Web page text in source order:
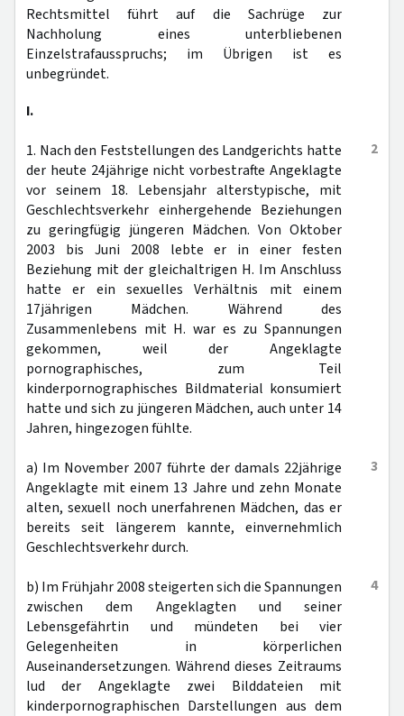
Rechtsmittel führt auf die Sachrüge zur
Nachholung eines unterbliebenen
Einzelstrafausspruchs; im Übrigen ist es
unbegründet.
I.
2
1. Nach den Feststellungen des Landgerichts hatte
der heute 24jährige nicht vorbestrafte Angeklagte
vor seinem 18. Lebensjahr alterstypische, mit
Geschlechtsverkehr einhergehende Beziehungen
zu geringfügig jüngeren Mädchen. Von Oktober
2003 bis Juni 2008 lebte er in einer festen
Beziehung mit der gleichaltrigen H. Im Anschluss
hatte er ein sexuelles Verhältnis mit einem
17jährigen Mädchen. Während des
Zusammenlebens mit H. war es zu Spannungen
gekommen, weil der Angeklagte
pornographisches, zum Teil
kinderpornographisches Bildmaterial konsumiert
hatte und sich zu jüngeren Mädchen, auch unter 14
Jahren, hingezogen fühlte.
3
a) Im November 2007 führte der damals 22jährige
Angeklagte mit einem 13 Jahre und zehn Monate
alten, sexuell noch unerfahrenen Mädchen, das er
bereits seit längerem kannte, einvernehmlich
Geschlechtsverkehr durch.
4
b) Im Frühjahr 2008 steigerten sich die Spannungen
zwischen dem Angeklagten und seiner
Lebensgefährtin und mündeten bei vier
Gelegenheiten in körperlichen
Auseinandersetzungen. Während dieses Zeitraums
lud der Angeklagte zwei Bilddateien mit
kinderpornographischen Darstellungen aus dem